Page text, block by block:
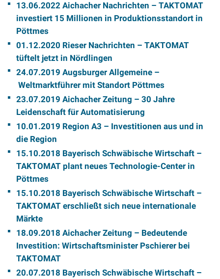
13.06.2022 Aichacher Nachrichten – TAKTOMAT
investiert 15 Millionen in Produktionsstandort in
Pöttmes
01.12.2020 Rieser Nachrichten – TAKTOMAT
tüftelt jetzt in Nördlingen
24.07.2019 Augsburger Allgemeine –
Weltmarktführer mit Standort Pöttmes
23.07.2019 Aichacher Zeitung – 30 Jahre
Leidenschaft für Automatisierung
10.01.2019 Region A3 – Investitionen aus und in
die Region
15.10.2018 Bayerisch Schwäbische Wirtschaft –
TAKTOMAT plant neues Technologie-Center in
Pöttmes
15.10.2018 Bayerisch Schwäbische Wirtschaft –
TAKTOMAT erschließt sich neue internationale
Märkte
18.09.2018 Aichacher Zeitung – Bedeutende
Investition: Wirtschaftsminister Pschierer bei
TAKTOMAT
20.07.2018 Bayerisch Schwäbische Wirtschaft –